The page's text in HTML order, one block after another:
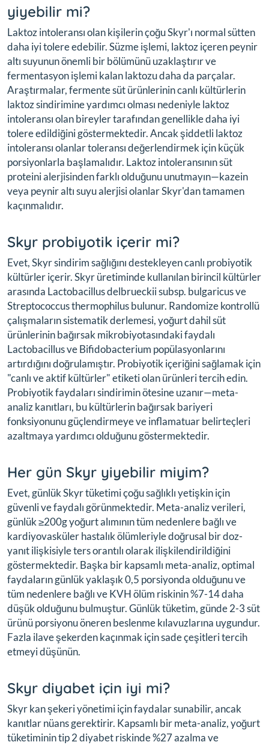
yiyebilir mi?
Laktoz intoleransı olan kişilerin çoğu Skyr'ı normal sütten
daha iyi tolere edebilir. Süzme işlemi, laktoz içeren peynir
altı suyunun önemli bir bölümünü uzaklaştırır ve
fermentasyon işlemi kalan laktozu daha da parçalar.
Araştırmalar, fermente süt ürünlerinin canlı kültürlerin
laktoz sindirimine yardımcı olması nedeniyle laktoz
intoleransı olan bireyler tarafından genellikle daha iyi
tolere edildiğini göstermektedir. Ancak şiddetli laktoz
intoleransı olanlar toleransı değerlendirmek için küçük
porsiyonlarla başlamalıdır. Laktoz intoleransının süt
proteini alerjisinden farklı olduğunu unutmayın—kazein
veya peynir altı suyu alerjisi olanlar Skyr'dan tamamen
kaçınmalıdır.
Skyr probiyotik içerir mi?
Evet, Skyr sindirim sağlığını destekleyen canlı probiyotik
kültürler içerir. Skyr üretiminde kullanılan birincil kültürler
arasında Lactobacillus delbrueckii subsp. bulgaricus ve
Streptococcus thermophilus bulunur. Randomize kontrollü
çalışmaların sistematik derlemesi, yoğurt dahil süt
ürünlerinin bağırsak mikrobiyotasındaki faydalı
Lactobacillus ve Bifidobacterium popülasyonlarını
artırdığını doğrulamıştır. Probiyotik içeriğini sağlamak için
"canlı ve aktif kültürler" etiketi olan ürünleri tercih edin.
Probiyotik faydaları sindirimin ötesine uzanır—meta-
analiz kanıtları, bu kültürlerin bağırsak bariyeri
fonksiyonunu güçlendirmeye ve inflamatuar belirteçleri
azaltmaya yardımcı olduğunu göstermektedir.
Her gün Skyr yiyebilir miyim?
Evet, günlük Skyr tüketimi çoğu sağlıklı yetişkin için
güvenli ve faydalı görünmektedir. Meta-analiz verileri,
günlük ≥200g yoğurt alımının tüm nedenlere bağlı ve
kardiyovasküler hastalık ölümleriyle doğrusal bir doz-
yanıt ilişkisiyle ters orantılı olarak ilişkilendirildiğini
göstermektedir. Başka bir kapsamlı meta-analiz, optimal
faydaların günlük yaklaşık 0,5 porsiyonda olduğunu ve
tüm nedenlere bağlı ve KVH ölüm riskinin %7-14 daha
düşük olduğunu bulmuştur. Günlük tüketim, günde 2-3 süt
ürünü porsiyonu öneren beslenme kılavuzlarına uygundur.
Fazla ilave şekerden kaçınmak için sade çeşitleri tercih
etmeyi düşünün.
Skyr diyabet için iyi mi?
Skyr kan şekeri yönetimi için faydalar sunabilir, ancak
kanıtlar nüans gerektirir. Kapsamlı bir meta-analiz, yoğurt
tüketiminin tip 2 diyabet riskinde %27 azalma ve